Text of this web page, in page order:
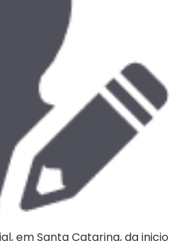
em Santa Catarina, da inicio